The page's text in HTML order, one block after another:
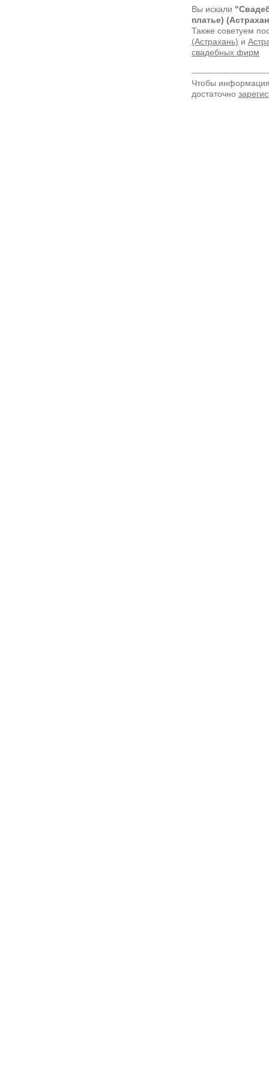
Вы искали
платье)
Также советуем
(Астрахань) и
свадебных фирм
Чтобы
достаточно